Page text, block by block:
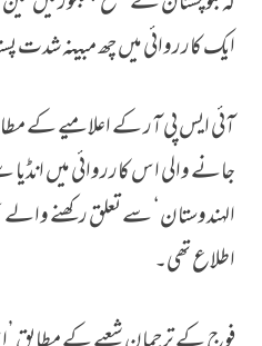
ایک کارروائی میں چھ مبینہ شدت
آئی ایس پی آر کے اعلامیے کے
جانے والی اس کارروائی میں انڈیا
الہندوستان‘ سے تعلق رکھنے
اطلاع تھی۔